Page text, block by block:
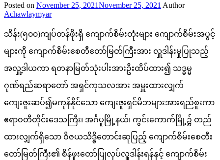
Posted on November 25, 2021November 25, 2021 Author
Achawlaymyar
သိန်း(၅၀၀)ကျပ်တန်ဖိုးရှိ ကျောက်စိမ်းတုံးများ ကျောက်စိမ်းအပွင့်
များကို ကျောက်စိမ်းစေတီတော်မြတ်ကြီးအား လှူဒါန်းမှုပြုသည့်
အလှူ့ဒါယကာ ရတနာမြတ်သုံးပါးအားဦးထိပ်ထား၍ သဒ္ဓမ္မ
ဂုဏ်ရည်ဆရာတော် အရှင်ကုသလအား အမှူးထားလျှက်
ကျေးဇူးဆပ်၍မကုန်နိုင်သော ကျေးဇူးရှင်မိဘများအားရည်စူးကာ
ဧရာဝတီတိုင်းဒေသကြီး၊ အင်္ဂပူမြို့နယ်၊ ကွင်းကောက်မြို့၌ တည်
ထားလျှက်ရှိသော ဝိဇယသိဒ္ဓိတောင်းဆုပြည့် ကျောက်စိမ်းစေတီး
တော်မြတ်ကြီး၏ စိန်ဖူးတော်ပြုလုပ်လှူဒါန်းရန်နှင့် ကျောက်စိမ်း